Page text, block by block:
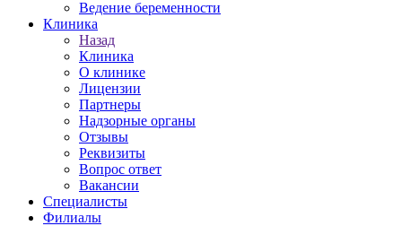
Ведение беременности
Клиника
Назад
Клиника
О клинике
Лицензии
Партнеры
Надзорные органы
Отзывы
Реквизиты
Вопрос ответ
Вакансии
Специалисты
Филиалы